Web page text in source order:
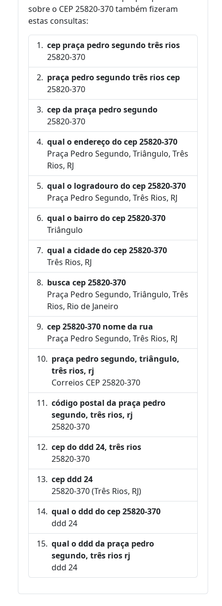
sobre o CEP 25820-370 também fizeram
estas consultas:
cep praça pedro segundo três rios
25820-370
praça pedro segundo três rios cep
25820-370
cep da praça pedro segundo
25820-370
qual o endereço do cep 25820-370
Praça Pedro Segundo, Triângulo, Três
Rios, RJ
qual o logradouro do cep 25820-370
Praça Pedro Segundo, Três Rios, RJ
qual o bairro do cep 25820-370
Triângulo
qual a cidade do cep 25820-370
Três Rios, RJ
busca cep 25820-370
Praça Pedro Segundo, Triângulo, Três
Rios, Rio de Janeiro
cep 25820-370 nome da rua
Praça Pedro Segundo, Três Rios, RJ
praça pedro segundo, triângulo,
três rios, rj
Correios CEP 25820-370
código postal da praça pedro
segundo, três rios, rj
25820-370
cep do ddd 24, três rios
25820-370
cep ddd 24
25820-370 (Três Rios, RJ)
qual o ddd do cep 25820-370
ddd 24
qual o ddd da praça pedro
segundo, três rios rj
ddd 24